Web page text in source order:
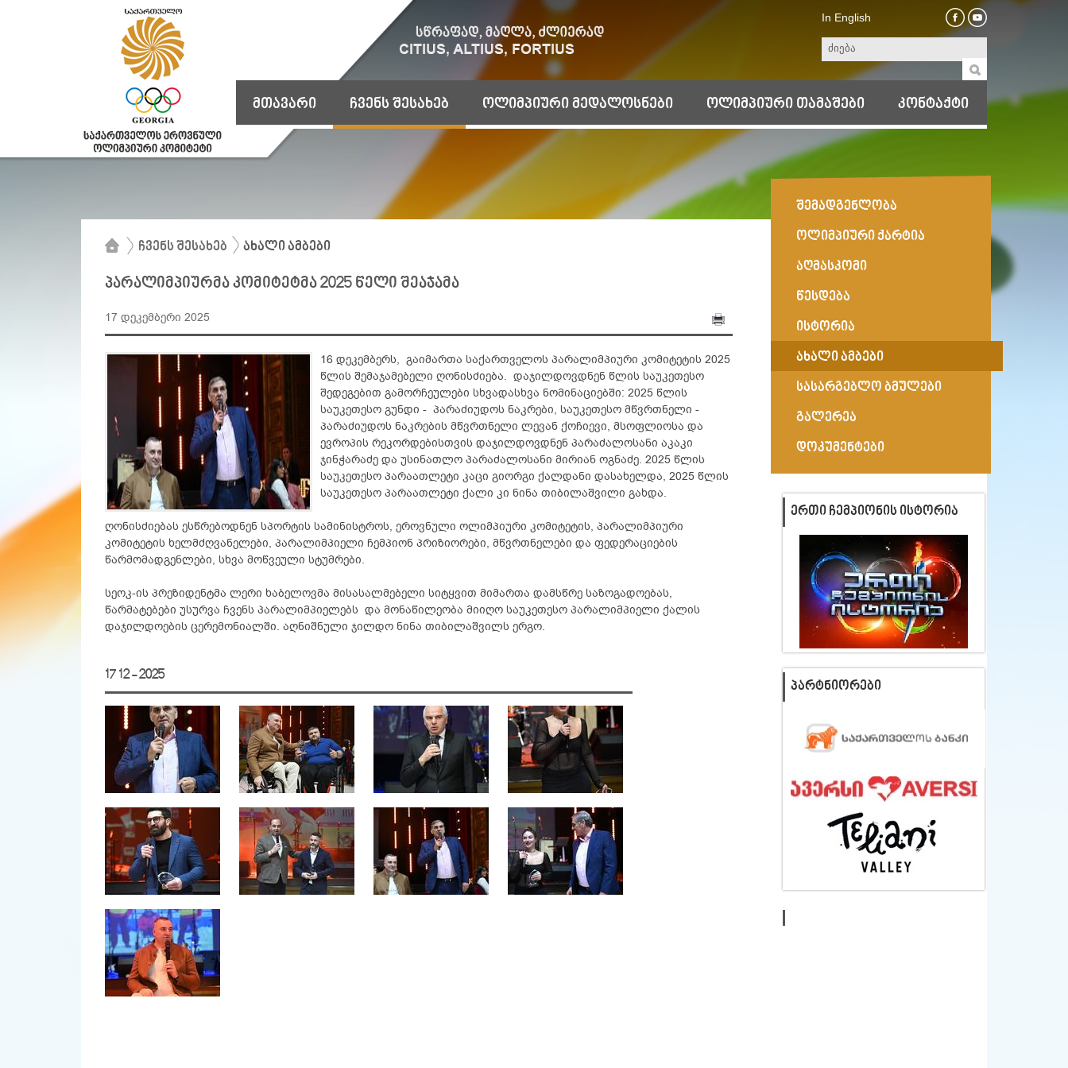
In English
მთავარი ჩვენს შესახებ ოლიმპიური მედალოსნები ოლიმპიური თამაშები კონტაქტი
ჩვენს შესახებ ახალი ამბები
შემადგენლობა
ოლიმპიური ქარტია
აღმასკომი
წესდება
ისტორია
ახალი ამბები
სასარგებლო ბმულები
გალერეა
დოკუმენტები
ᲔᲠᲗᲘ ᲩᲔᲛᲞᲘᲝᲜᲘᲡ ᲘᲡᲢᲝᲠᲘᲐ
ᲞᲐᲠᲢᲜᲘᲝᲠᲔᲑᲘ
პარალიმპიურმა კომიტეტმა 2025 წელი შეაჯამა
17 დეკემბერი 2025
16 დეკემბერს, გაიმართა საქართველოს პარალიმპიური კომიტეტის 2025
წლის შემაჯამებელი ღონისძიება. დაჯილდოვდნენ წლის საუკეთესო
შედეგებით გამორჩეულები სხვადასხვა ნომინაციებში: 2025 წლის
საუკეთესო გუნდი - პარაძიუდოს ნაკრები, საუკეთესო მწვრთნელი -
პარაძიუდოს ნაკრების მწვრთნელი ლევან ქოჩიევი, მსოფლიოსა და
ევროპის რეკორდებისთვის დაჯილდოვდნენ პარაძალოსანი აკაკი
ჯინჭარაძე და უსინათლო პარაძალოსანი მირიან ოგნაძე. 2025 წლის
საუკეთესო პარაათლეტი კაცი გიორგი ქალდანი დასახელდა, 2025 წლის
საუკეთესო პარაათლეტი ქალი კი ნინა თიბილაშვილი გახდა.
ღონისძიებას ესწრებოდნენ სპორტის სამინისტროს, ეროვნული ოლიმპიური კომიტეტის, პარალიმპიური
კომიტეტის ხელმძღვანელები, პარალიმპიელი ჩემპიონ პრიზიორები, მწვრთნელები და ფედერაციების
წარმომადგენლები, სხვა მოწვეული სტუმრები.
სეოკ-ის პრეზიდენტმა ლერი ხაბელოვმა მისასალმებელი სიტყვით მიმართა დამსწრე საზოგადოებას,
წარმატებები უსურვა ჩვენს პარალიმპიელებს და მონაწილეობა მიიღო საუკეთესო პარალიმპიელი ქალის
დაჯილდოების ცერემონიალში. აღნიშნული ჯილდო ნინა თიბილაშვილს ერგო.
17 12 - 2025